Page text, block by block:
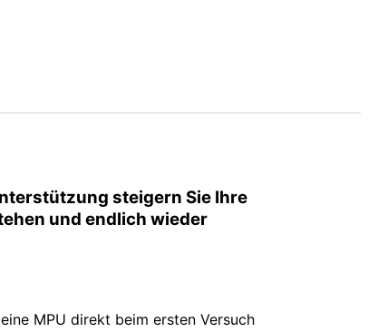
steigern Sie Ihre
und endlich wieder
MPU direkt beim ersten Versuch